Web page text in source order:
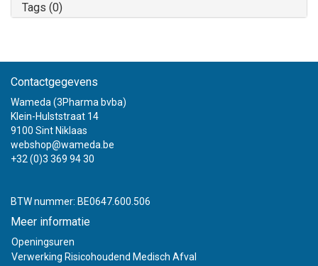
Tags (0)
Contactgegevens
Wameda (3Pharma bvba)
Klein-Hulststraat 14
9100 Sint Niklaas
webshop@wameda.be
+32 (0)3 369 94 30
BTW nummer: BE0647.600.506
Meer informatie
Openingsuren
Verwerking Risicohoudend Medisch Afval